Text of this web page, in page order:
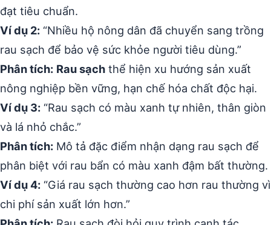
đạt tiêu chuẩn.
Ví dụ 2: “Nhiều hộ nông dân đã chuyển sang trồng
rau sạch để bảo vệ sức khỏe người tiêu dùng.”
Phân tích: Rau sạch thể hiện xu hướng sản xuất
nông nghiệp bền vững, hạn chế hóa chất độc hại.
Ví dụ 3: “Rau sạch có màu xanh tự nhiên, thân giòn
và lá nhỏ chắc.”
Phân tích: Mô tả đặc điểm nhận dạng rau sạch để
phân biệt với rau bẩn có màu xanh đậm bất thường.
Ví dụ 4: “Giá rau sạch thường cao hơn rau thường vì
chi phí sản xuất lớn hơn.”